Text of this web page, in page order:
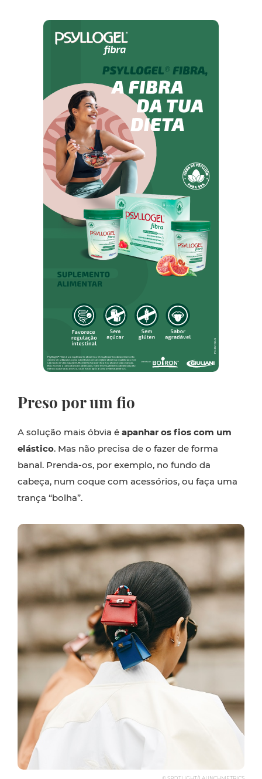
Preso por um fio
A solução mais óbvia é apanhar os fios com um
elástico. Mas não precisa de o fazer de forma
banal. Prenda-os, por exemplo, no fundo da
cabeça, num coque com acessórios, ou faça uma
trança “bolha”.